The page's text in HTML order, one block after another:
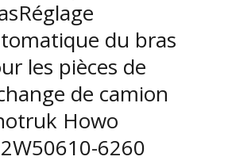
du bras
les pièces de
de camion
Howo
6260